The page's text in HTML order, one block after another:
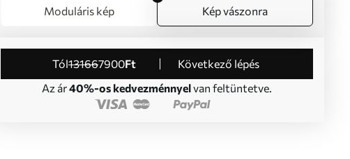
Moduláris kép Kép vászonra
Tól131667900Ft
Következő lépés
Az ár40%-os kedvezménnyelvan feltüntetve.